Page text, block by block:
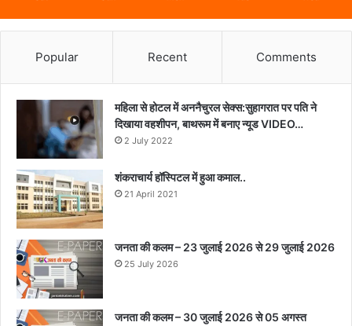
Popular Recent Comments
महिला से होटल में अननैचुरल सेक्स:सुहागरात पर पति ने
दिखाया वहशीपन, बाथरूम में बनाए न्यूड VIDEO…
2 July 2022
शंकराचार्य हॉस्पिटल में हुआ कमाल..
21 April 2021
जनता की कलम – 23 जुलाई 2026 से 29 जुलाई 2026
25 July 2026
जनता की कलम – 30 जुलाई 2026 से 05 अगस्त